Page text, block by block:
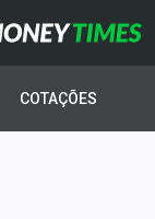
COTAÇÕES